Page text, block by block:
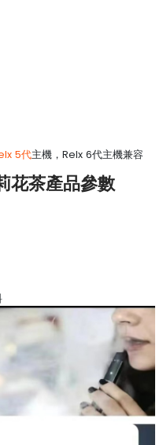
5代主機，Relx 6代主機兼容
茶產品參數